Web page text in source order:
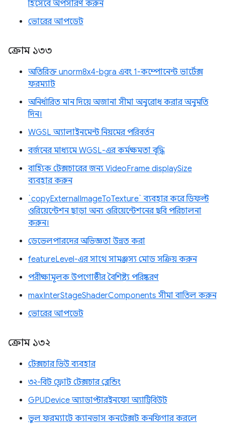
হিসেবে অপসারণ করুন
ভোরের আপডেট
ক্রোম ১৩৩
অতিরিক্ত unorm8x4-bgra এবং 1-কম্পোনেন্ট ভার্টেক্স
ফরম্যাট
অনির্ধারিত মান দিয়ে অজানা সীমা অনুরোধ করার অনুমতি
দিন।
WGSL অ্যালাইনমেন্ট নিয়মের পরিবর্তন
বর্জনের মাধ্যমে WGSL-এর কর্মক্ষমতা বৃদ্ধি
বাহ্যিক টেক্সচারের জন্য VideoFrame displaySize
ব্যবহার করুন
`copyExternalImageToTexture` ব্যবহার করে ডিফল্ট
ওরিয়েন্টেশন ছাড়া অন্য ওরিয়েন্টেশনের ছবি পরিচালনা
করুন।
ডেভেলপারদের অভিজ্ঞতা উন্নত করা
featureLevel-এর সাথে সামঞ্জস্য মোড সক্রিয় করুন
পরীক্ষামূলক উপগোষ্ঠীর বৈশিষ্ট্য পরিষ্করণ
maxInterStageShaderComponents সীমা বাতিল করুন
ভোরের আপডেট
ক্রোম ১৩২
টেক্সচার ভিউ ব্যবহার
৩২-বিট ফ্লোট টেক্সচার ব্লেন্ডিং
GPUDevice অ্যাডাপ্টারইনফো অ্যাট্রিবিউট
ভুল ফরম্যাটে ক্যানভাস কনটেক্সট কনফিগার করলে